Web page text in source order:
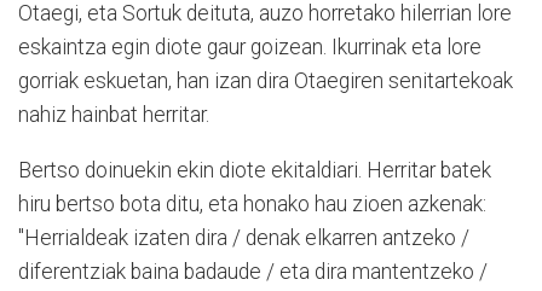
Otaegi, eta Sortuk deituta, auzo horretako hilerrian lore
eskaintza egin diote gaur goizean. Ikurrinak eta lore
gorriak eskuetan, han izan dira Otaegiren senitartekoak
nahiz hainbat herritar.
Bertso doinuekin ekin diote ekitaldiari. Herritar batek
hiru bertso bota ditu, eta honako hau zioen azkenak:
"Herrialdeak izaten dira / denak elkarren antzeko /
diferentziak baina badaude / eta dira mantentzeko /